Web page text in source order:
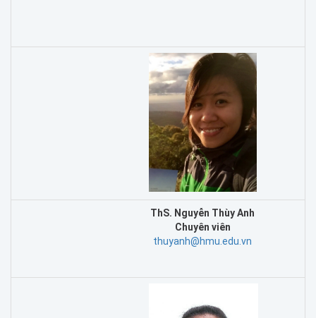
ThS. Nguyễn Thùy Anh
C huyên viên
thuyanh@hmu.edu.vn